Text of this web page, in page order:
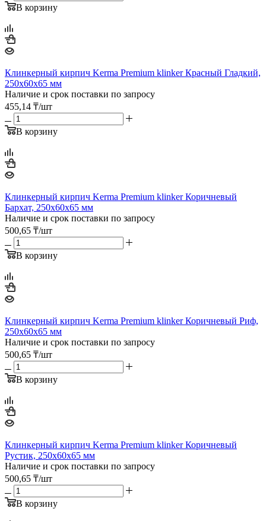
В корзину
Клинкерный кирпич Kerma Premium klinker Красный Гладкий,
250х60х65 мм
Наличие и срок поставки по запросу
455,14 ₸/шт
В корзину
Клинкерный кирпич Kerma Premium klinker Коричневый
Бархат, 250х60х65 мм
Наличие и срок поставки по запросу
500,65 ₸/шт
В корзину
Клинкерный кирпич Kerma Premium klinker Коричневый Риф,
250х60х65 мм
Наличие и срок поставки по запросу
500,65 ₸/шт
В корзину
Клинкерный кирпич Kerma Premium klinker Коричневый
Рустик, 250х60х65 мм
Наличие и срок поставки по запросу
500,65 ₸/шт
В корзину